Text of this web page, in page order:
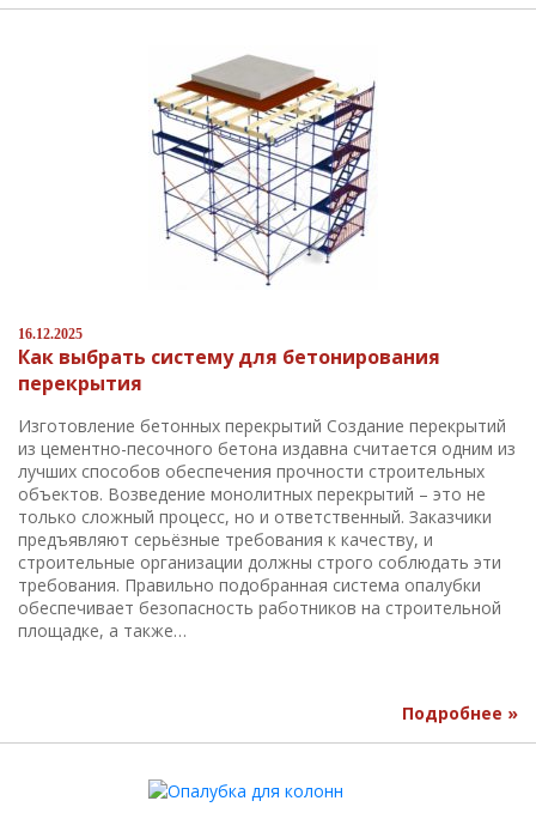
16.12.2025
Как выбрать систему для бетонирования
перекрытия
Изготовление бетонных перекрытий Создание перекрытий
из цементно-песочного бетона издавна считается одним из
лучших способов обеспечения прочности строительных
объектов. Возведение монолитных перекрытий – это не
только сложный процесс, но и ответственный. Заказчики
предъявляют серьёзные требования к качеству, и
строительные организации должны строго соблюдать эти
требования. Правильно подобранная система опалубки
обеспечивает безопасность работников на строительной
площадке, а также…
Подробнее »